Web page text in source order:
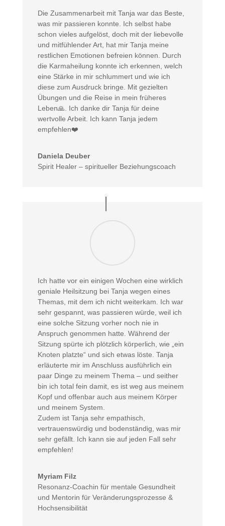
Die Zusammenarbeit mit Tanja war das Beste,
was mir passieren konnte. Ich selbst habe
schon vieles aufgelöst, doch mit der liebevolle
und mitfühlender Art, hat mir Tanja meine
restlichen Emotionen befreien können. Durch
die Karmaheilung konnte ich erkennen, welch
eine Stärke in mir schlummert und wie ich
diese zum Ausdruck bringe. Mit gezielten
Übungen und die Reise in mein früheres
Leben🙏. Ich danke dir Tanja für deine
wertvolle Arbeit. Ich kann Tanja jedem
empfehlen❤️
Daniela Deuber
Spirit Healer – spiritueller Beziehungscoach
Ich hatte vor ein einigen Wochen eine wirklich
geniale Heilsitzung bei Tanja wegen eines
Themas, mit dem ich nicht weiterkam. Ich war
sehr gespannt, was passieren würde, weil ich
eine solche Sitzung vorher noch nie in
Anspruch genommen hatte. Während der
Sitzung spürte ich plötzlich körperlich, wie „ein
Knoten platzte“ und sich etwas löste. Tanja
erläuterte mir im Anschluss ausführlich ein
paar Dinge zu meinem Thema – und seither
bin ich total fein damit, es ist weg aus meinem
Kopf und offenbar auch aus meinem Körper
und meinem System.
Zudem ist Tanja sehr empathisch,
vertrauenswürdig und bodenständig, was mir
sehr gefällt. Ich kann sie auf jeden Fall sehr
empfehlen!
Myriam Filz
Resonanz-Coachin für mentale Gesundheit
und Mentorin für Veränderungsprozesse &
Hochsensibilität